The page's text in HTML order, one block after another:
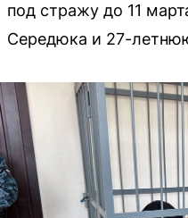
под стражу до 11
Середюка и 27-